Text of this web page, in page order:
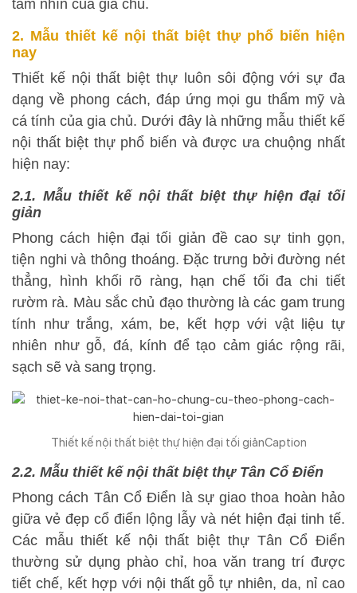
tầm nhìn của gia chủ.
2. Mẫu thiết kế nội thất biệt thự phổ biến hiện
nay
Thiết kế nội thất biệt thự luôn sôi động với sự đa
dạng về phong cách, đáp ứng mọi gu thẩm mỹ và
cá tính của gia chủ. Dưới đây là những mẫu thiết kế
nội thất biệt thự phổ biến và được ưa chuộng nhất
hiện nay:
2.1. Mẫu thiết kế nội thất biệt thự hiện đại tối
giản
Phong cách hiện đại tối giản đề cao sự tinh gọn,
tiện nghi và thông thoáng. Đặc trưng bởi đường nét
thẳng, hình khối rõ ràng, hạn chế tối đa chi tiết
rườm rà. Màu sắc chủ đạo thường là các gam trung
tính như trắng, xám, be, kết hợp với vật liệu tự
nhiên như gỗ, đá, kính để tạo cảm giác rộng rãi,
sạch sẽ và sang trọng.
Thiết kế nội thất biệt thự hiện đại tối giảnCaption
2.2. Mẫu thiết kế nội thất biệt thự Tân Cổ Điển
Phong cách Tân Cổ Điển là sự giao thoa hoàn hảo
giữa vẻ đẹp cổ điển lộng lẫy và nét hiện đại tinh tế.
Các mẫu thiết kế nội thất biệt thự Tân Cổ Điển
thường sử dụng phào chỉ, hoa văn trang trí được
tiết chế, kết hợp với nội thất gỗ tự nhiên, da, nỉ cao